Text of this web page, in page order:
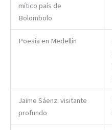
mítico país de
Bolombolo
Poesía en Medellín
Jaime Sáenz: visitante
profundo